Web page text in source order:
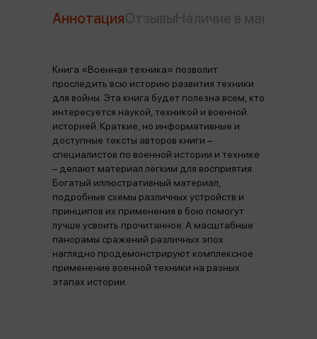
Аннотация
Книга «Военная техника» позволит
проследить всю историю развития техники
для войны. Эта книга будет полезна всем, кто
интересуется наукой, техникой и военной
историей. Краткие, но информативные и
доступные тексты авторов книги –
специалистов по военной истории и технике
– делают материал лёгким для восприятия.
Богатый иллюстративный материал,
подробные схемы различных устройств и
принципов их применения в бою помогут
лучше усвоить прочитанное. А масштабные
панорамы сражений различных эпох
наглядно продемонстрируют комплексное
применение военной техники на разных
этапах истории.